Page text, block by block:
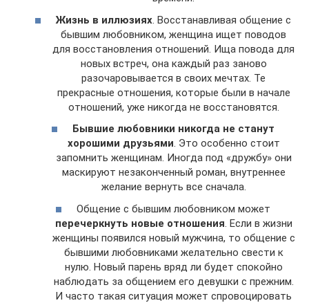
Жизнь в иллюзиях . Восстанавливая общение с
бывшим любовником, женщина ищет поводов
для восстановления отношений. Ища повода для
новых встреч, она каждый раз заново
разочаровывается в своих мечтах. Те
прекрасные отношения, которые были в начале
отношений, уже никогда не восстановятся.
Бывшие любовники никогда не станут
хорошими друзьями. Это особенно стоит
запомнить женщинам. Иногда под «дружбу» они
маскируют незаконченный роман, внутреннее
желание вернуть все сначала.
Общение с бывшим любовником может
перечеркнуть новые отношения . Если в жизни
женщины появился новый мужчина, то общение с
бывшими любовниками желательно свести к
нулю. Новый парень вряд ли будет спокойно
наблюдать за общением его девушки с прежним.
И часто такая ситуация может спровоцировать